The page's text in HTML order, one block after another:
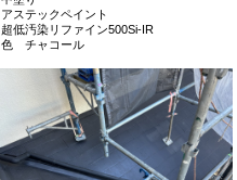
アステックペイント
超低汚染リファイン500Si-IR
色 チャコール